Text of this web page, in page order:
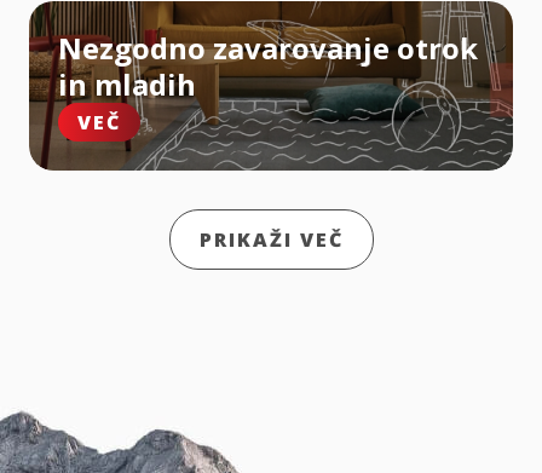
Nezgodno zavarovanje otrok
in mladih
VEČ
PRIKAŽI VEČ